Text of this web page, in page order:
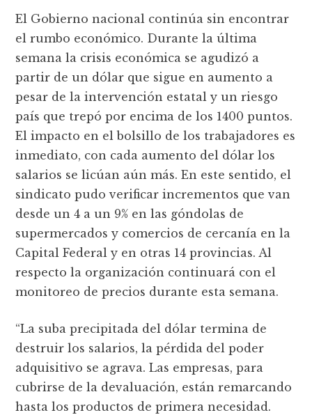
El Gobierno nacional continúa sin encontrar
el rumbo económico. Durante la última
semana la crisis económica se agudizó a
partir de un dólar que sigue en aumento a
pesar de la intervención estatal y un riesgo
país que trepó por encima de los 1400 puntos.
El impacto en el bolsillo de los trabajadores es
inmediato, con cada aumento del dólar los
salarios se licúan aún más. En este sentido, el
sindicato pudo verificar incrementos que van
desde un 4 a un 9% en las góndolas de
supermercados y comercios de cercanía en la
Capital Federal y en otras 14 provincias. Al
respecto la organización continuará con el
monitoreo de precios durante esta semana.
“La suba precipitada del dólar termina de
destruir los salarios, la pérdida del poder
adquisitivo se agrava. Las empresas, para
cubrirse de la devaluación, están remarcando
hasta los productos de primera necesidad.